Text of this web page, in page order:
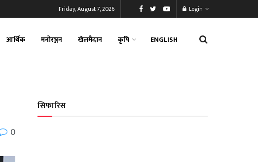
Friday, August 7, 2026 Login
आर्थिक मनोरञ्जन खेलमैदान कृषि ENGLISH
0
सिफारिस